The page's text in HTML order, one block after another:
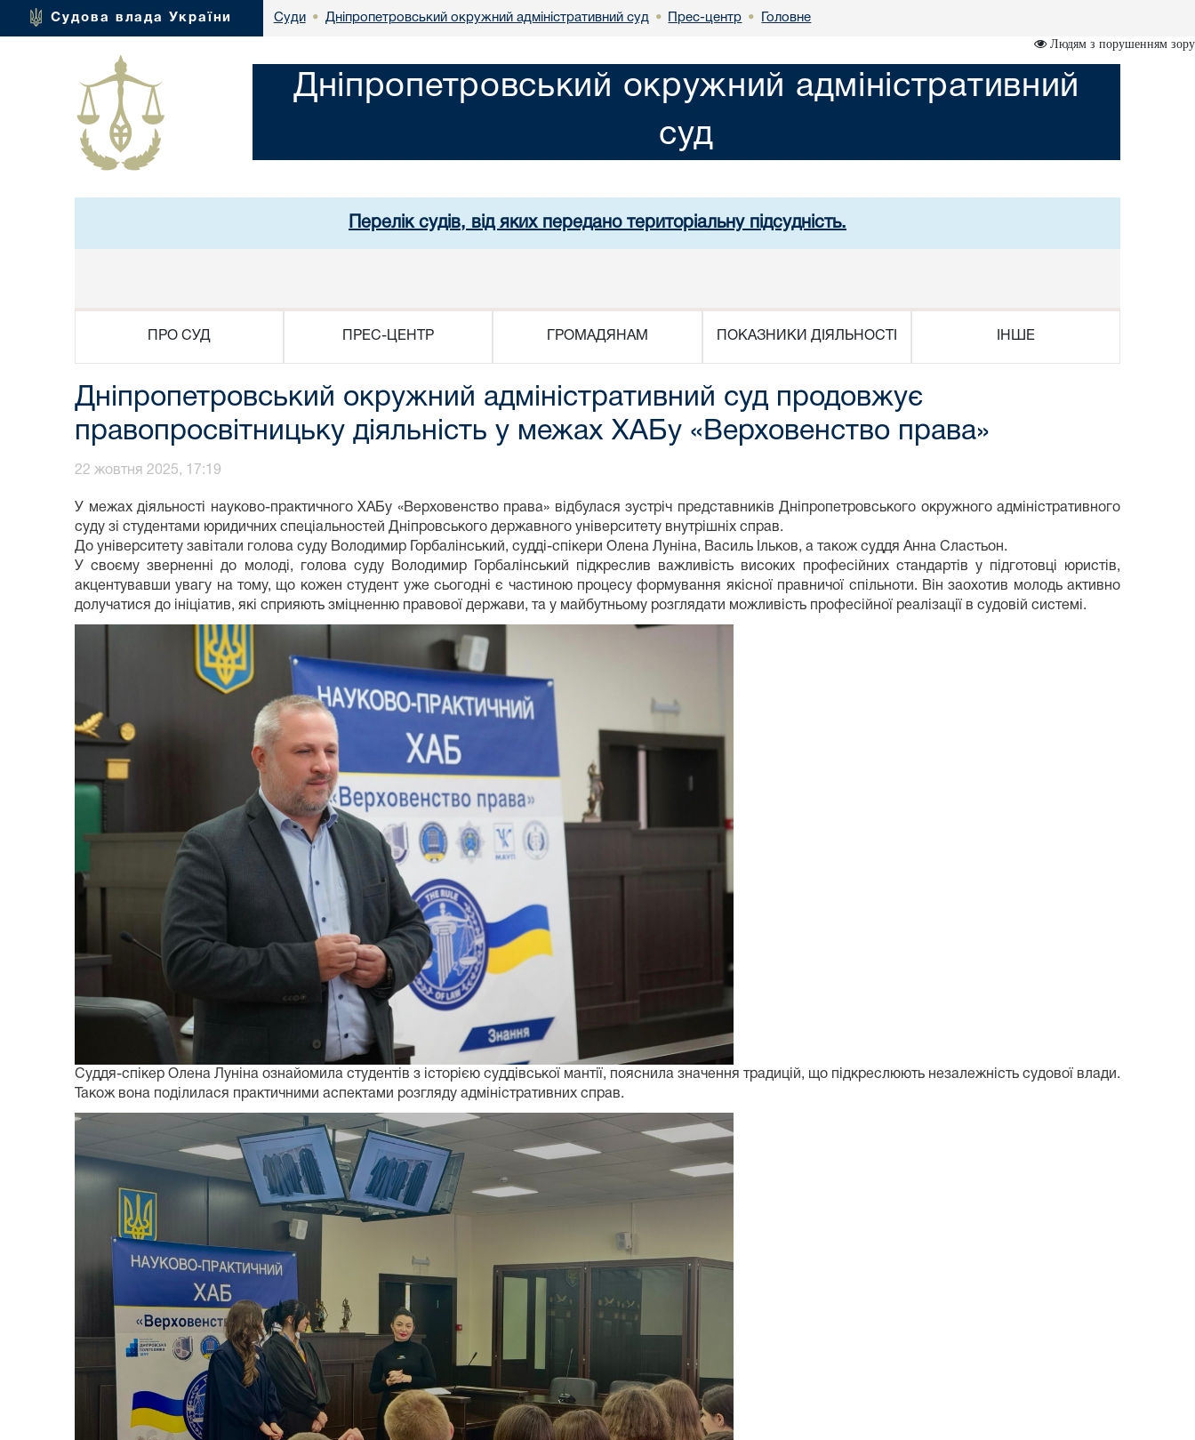
Судова влада України Суди • Дніпропетровський окружний адміністративний суд • Прес-центр • Головне
Людям з порушенням зору
Дніпропетровський окружний адміністративний
суд
Перелік судів, від яких передано територіальну підсудність.
ПРО СУД ПРЕС-ЦЕНТР ГРОМАДЯНАМ ПОКАЗНИКИ ДІЯЛЬНОСТІ ІНШЕ
Дніпропетровський окружний адміністративний суд продовжує
правопросвітницьку діяльність у межах ХАБу «Верховенство права»
22 жовтня 2025, 17:19
У межах діяльності науково-практичного ХАБу «Верховенство права» відбулася зустріч представників Дніпропетровського окружного адміністративного
суду зі студентами юридичних спеціальностей Дніпровського державного університету внутрішніх справ.
До університету завітали голова суду Володимир Горбалінський, судді-спікери Олена Луніна, Василь Ільков, а також суддя Анна Сластьон.
У своєму зверненні до молоді, голова суду Володимир Горбалінський підкреслив важливість високих професійних стандартів у підготовці юристів,
акцентувавши увагу на тому, що кожен студент уже сьогодні є частиною процесу формування якісної правничої спільноти. Він заохотив молодь активно
долучатися до ініціатив, які сприяють зміцненню правової держави, та у майбутньому розглядати можливість професійної реалізації в судовій системі.
Суддя-спікер Олена Луніна ознайомила студентів з історією суддівської мантії, пояснила значення традицій, що підкреслюють незалежність судової влади.
Також вона поділилася практичними аспектами розгляду адміністративних справ.